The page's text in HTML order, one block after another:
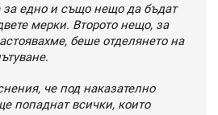
за едно и също нещо да бъдат
мерки. Второто нещо, за
беше отделянето на
че под наказателно
попаднат всички, които